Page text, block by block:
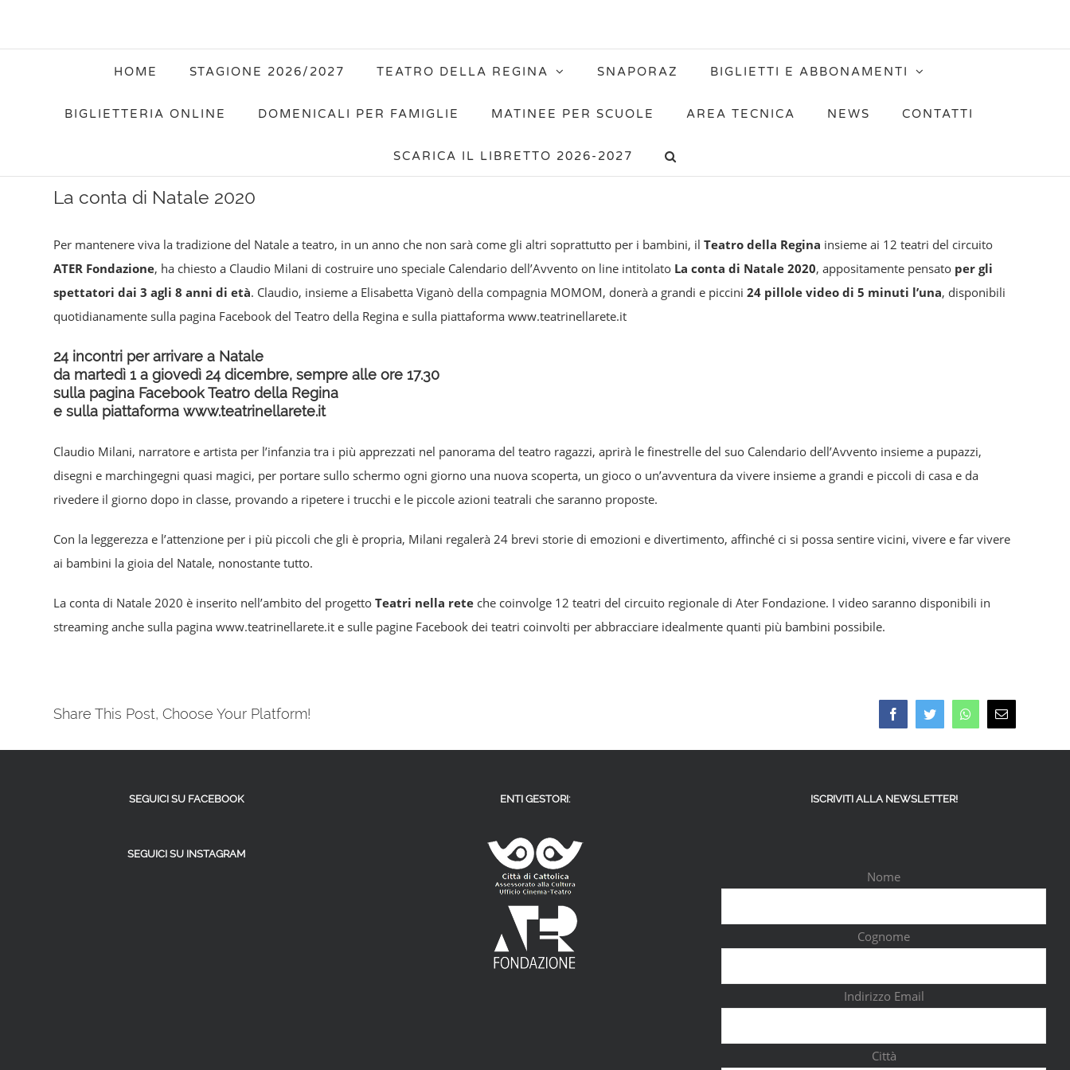
HOME STAGIONE 2026/2027 TEATRO DELLA REGINA SNAPORAZ BIGLIETTI E ABBONAMENTI
BIGLIETTERIA ONLINE DOMENICALI PER FAMIGLIE MATINEE PER SCUOLE AREA TECNICA NEWS CONTATTI
SCARICA IL LIBRETTO 2026-2027
La conta di Natale 2020
Per mantenere viva la tradizione del Natale a teatro, in un anno che non sarà come gli altri soprattutto per i bambini, ilTeatro della Regina insieme ai 12 teatri del circuito
ATER Fondazione, ha chiesto a Claudio Milani di costruire uno speciale Calendario dell’Avvento on line intitolato La conta di Natale 2020, appositamente pensato per gli
spettatori dai 3 agli 8 anni di età. Claudio, insieme a Elisabetta Viganò della compagnia MOMOM, donerà a grandi e piccini24 pillole video di 5 minuti l’una, disponibili
quotidianamente sulla pagina Facebook del Teatro della Regina e sulla piattaforma www.teatrinellarete.it
24 incontri per arrivare a Natale
da martedì 1 a giovedì 24 dicembre, sempre alle ore 17.30
sulla pagina Facebook Teatro della Regina
e sulla piattaformawww.teatrinellarete.it
Claudio Milani, narratore e artista per l’infanzia tra i più apprezzati nel panorama del teatro ragazzi, aprirà le finestrelle del suo Calendario dell’Avvento insieme a pupazzi,
disegni e marchingegni quasi magici, per portare sullo schermo ogni giorno una nuova scoperta, un gioco o un’avventura da vivere insieme a grandi e piccoli di casa e da
rivedere il giorno dopo in classe, provando a ripetere i trucchi e le piccole azioni teatrali che saranno proposte.
Con la leggerezza e l’attenzione per i più piccoli che gli è propria, Milani regalerà 24 brevi storie di emozioni e divertimento, affinché ci si possa sentire vicini, vivere e far vivere
ai bambini la gioia del Natale, nonostante tutto.
La conta di Natale 2020 è inserito nell’ambito del progettoTeatri nella rete che coinvolge 12 teatri del circuito regionale di Ater Fondazione. I video saranno disponibili in
streaming anche sulla paginawww.teatrinellarete.it e sulle pagine Facebook dei teatri coinvolti per abbracciare idealmente quanti più bambini possibile.
Share This Post, Choose Your Platform! FacebookTwitter WhatsappEmail
SEGUICI SU FACEBOOK
SEGUICI SU INSTAGRAM
ENTI GESTORI: ISCRIVITI ALLA NEWSLETTER!
Nome
Cognome
Indirizzo Email
Città